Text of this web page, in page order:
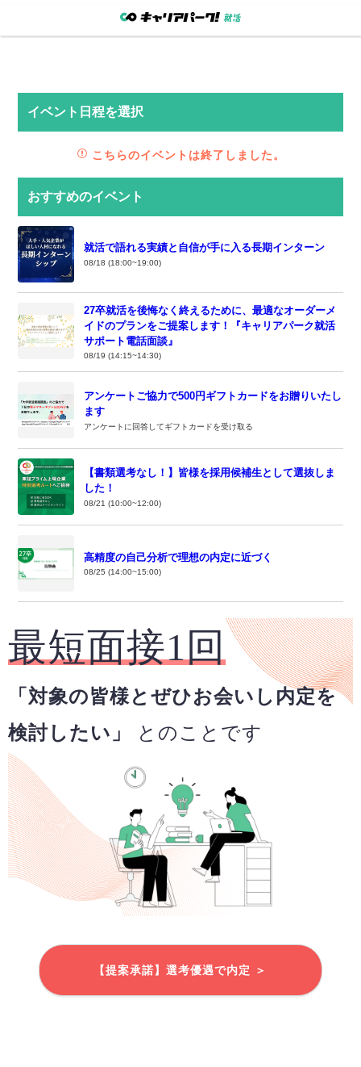
イベント日程を選択
こちらのイベントは終了しました。
おすすめのイベント
就活で語れる実績と自信が手に入る長期インターン
08/18 (18:00~19:00)
27卒就活を後悔なく終えるために、最適なオーダーメ
イドのプランをご提案します！『キャリアパーク就活
サポート電話面談』
08/19 (14:15~14:30)
アンケートご協力で500円ギフトカードをお贈りいたし
ます
アンケートに回答してギフトカードを受け取る
【書類選考なし！】皆様を採用候補生として選抜しま
した！
08/21 (10:00~12:00)
高精度の自己分析で理想の内定に近づく
08/25 (14:00~15:00)
最短面接1回
「対象の皆様とぜひお会いし内定を
検討したい」
とのことです
【提案承諾】選考優遇で内定 ＞